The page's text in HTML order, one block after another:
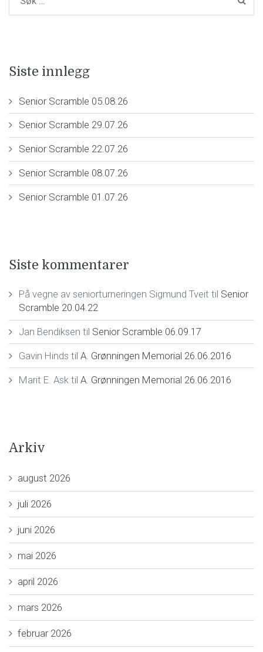
Siste innlegg
Senior Scramble 05.08.26
Senior Scramble 29.07.26
Senior Scramble 22.07.26
Senior Scramble 08.07.26
Senior Scramble 01.07.26
Siste kommentarer
På vegne av seniorturneringen Sigmund Tveit til Senior
Scramble 20.04.22
Jan Bendiksen til Senior Scramble 06.09.17
Gavin Hinds til A. Grønningen Memorial 26.06.2016
Marit E. Ask til A. Grønningen Memorial 26.06.2016
Arkiv
august 2026
juli 2026
juni 2026
mai 2026
april 2026
mars 2026
februar 2026